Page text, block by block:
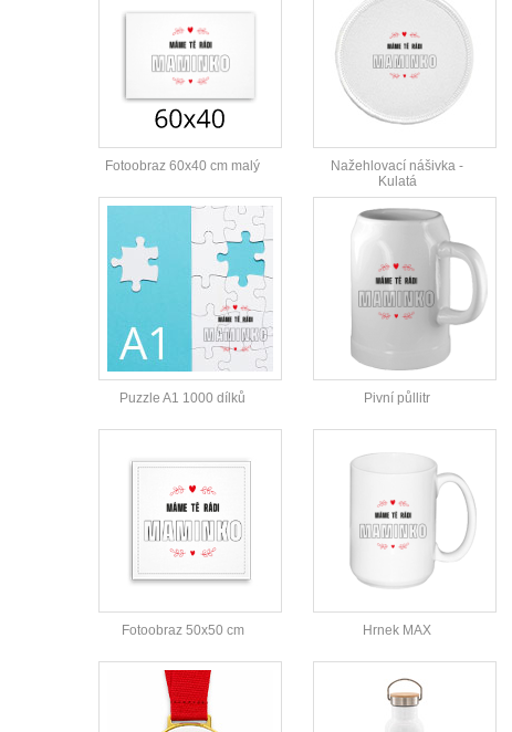
Fotoobraz 60x40 cm malý
Nažehlovací nášivka -
Kulatá
Puzzle A1 1000 dílků Pivní půllitr
Fotoobraz 50x50 cm Hrnek MAX